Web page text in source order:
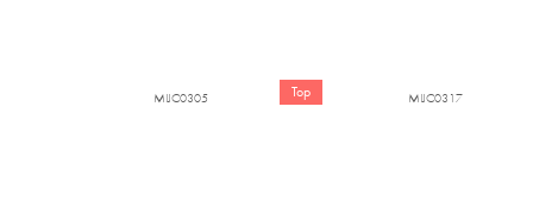
MIJC0305 Top MIJC0317